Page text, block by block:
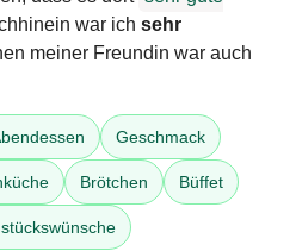
war ich sehr
meiner Freundin war auch
Geschmack
Brötchen Büffet